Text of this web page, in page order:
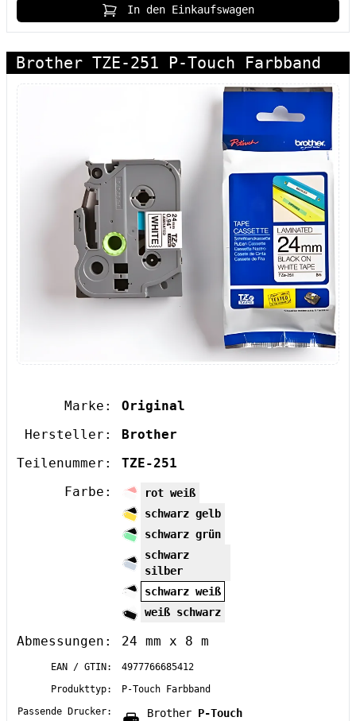
In den Einkaufswagen
Brother TZE-251 P-Touch Farbband
Marke:
Original
Hersteller:
Brother
Teilenummer:
TZE-251
Farbe:
rot weiß
schwarz gelb
schwarz grün
schwarz
silber
schwarz weiß
weiß schwarz
Abmessungen: 24 mm x 8 m
EAN / GTIN:
4977766685412
Produkttyp:
P-Touch Farbband
Passende Drucker:
Brother P-Touch